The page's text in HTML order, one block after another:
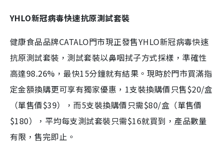
YHLO新冠病毒快速抗原測試套裝
健康食品品牌CATALO門市現正發售YHLO新冠病毒快速
抗原測試套裝，測試套裝以鼻咽拭子方式採樣，準確性
高達98.26%，最快15分鐘就有結果。現時於門市買滿指
定金額換購更可享有獨家優惠，1支裝換購價只售$20/盒
（單售價$39），而5支裝換購價只需$80/盒（單售價
$180），平均每支測試套裝只需$16就買到，產品數量
有限，售完即止。